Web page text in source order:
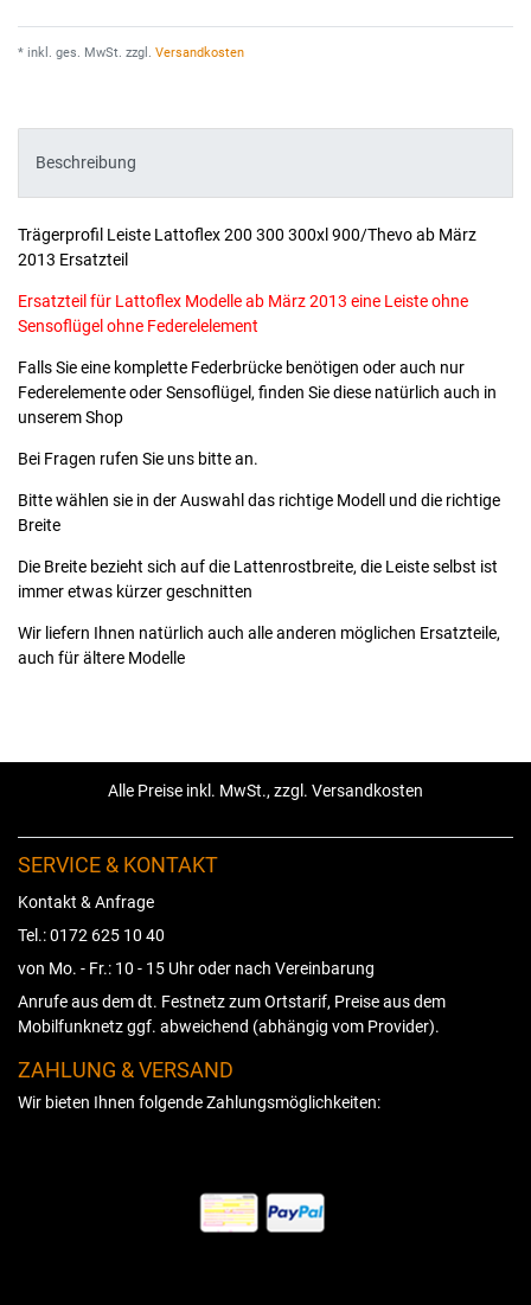
* inkl. ges. MwSt. zzgl. Versandkosten
Beschreibung
Trägerprofil Leiste Lattoflex 200 300 300xl 900/Thevo ab März
2013 Ersatzteil
Ersatzteil für Lattoflex Modelle ab März 2013 eine Leiste ohne
Sensoflügel ohne Federelelement
Falls Sie eine komplette Federbrücke benötigen oder auch nur
Federelemente oder Sensoflügel, finden Sie diese natürlich auch in
unserem Shop
Bei Fragen rufen Sie uns bitte an.
Bitte wählen sie in der Auswahl das richtige Modell und die richtige
Breite
Die Breite bezieht sich auf die Lattenrostbreite, die Leiste selbst ist
immer etwas kürzer geschnitten
Wir liefern Ihnen natürlich auch alle anderen möglichen Ersatzteile,
auch für ältere Modelle
Alle Preise inkl. MwSt., zzgl. Versandkosten
SERVICE & KONTAKT
Kontakt & Anfrage
Tel.: 0172 625 10 40
von Mo. - Fr.: 10 - 15 Uhr oder nach Vereinbarung
Anrufe aus dem dt. Festnetz zum Ortstarif, Preise aus dem
Mobilfunknetz ggf. abweichend (abhängig vom Provider).
ZAHLUNG & VERSAND
Wir bieten Ihnen folgende Zahlungsmöglichkeiten: